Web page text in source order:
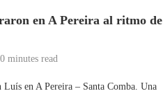
en A Pereira al ritmo de
0 minutes read
Luís en A Pereira – Santa Comba. Una